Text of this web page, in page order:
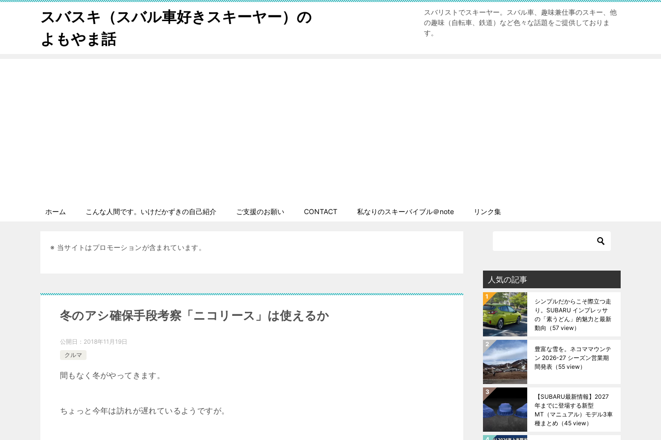
スバスキ（スバル車好きスキーヤー）の
よもやま話
スバリストでスキーヤー。スバル車、趣味兼仕事のスキー、他
の趣味（自転車、鉄道）など色々な話題をご提供しておりま
す。
ホーム こんな人間です。いけだかずきの自己紹介 ご支援のお願い CONTACT 私なりのスキーバイブル＠note リンク集
※ 当サイトはプロモーションが含まれています。
冬のアシ確保手段考察「ニコリース」は使えるか
公開日： 2018年11月19日
クルマ
間もなく冬がやってきます。
ちょっと今年は訪れが遅れているようですが。
人気の記事
シンプルだからこそ際立つ走
り。SUBARU インプレッサ
の「素うどん」的魅力と最新
動向 （57 view）
豊富な雪を。ネコママウンテ
ン 2026-27 シーズン営業期
間発表 （55 view）
【SUBARU最新情報】2027
年までに登場する新型
MT（マニュアル）モデル3車
種まとめ （45 view）